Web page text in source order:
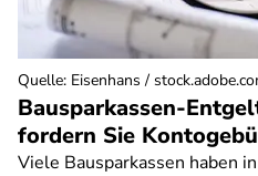
Bausparkassen-
fordern Sie
Viele Bausparkassen haben
Quelle: Eisenhans /